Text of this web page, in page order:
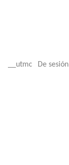
__utmc De sesión